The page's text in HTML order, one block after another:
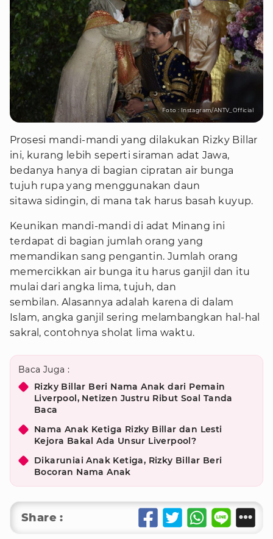
Foto : Instagram/ANTV_Official
Prosesi mandi-mandi yang dilakukan Rizky Billar
ini, kurang lebih seperti siraman adat Jawa,
bedanya hanya di bagian cipratan air bunga
tujuh rupa yang menggunakan daun
sitawa sidingin, di mana tak harus basah kuyup.
Keunikan mandi-mandi di adat Minang ini
terdapat di bagian jumlah orang yang
memandikan sang pengantin. Jumlah orang
memercikkan air bunga itu harus ganjil dan itu
mulai dari angka lima, tujuh, dan
sembilan. Alasannya adalah karena di dalam
Islam, angka ganjil sering melambangkan hal-hal
sakral, contohnya sholat lima waktu.
Baca Juga :
Rizky Billar Beri Nama Anak dari Pemain
Liverpool, Netizen Justru Ribut Soal Tanda
Baca
Nama Anak Ketiga Rizky Billar dan Lesti
Kejora Bakal Ada Unsur Liverpool?
Dikaruniai Anak Ketiga, Rizky Billar Beri
Bocoran Nama Anak
Share :